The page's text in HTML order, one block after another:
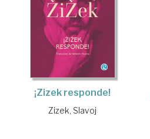
¡Zizek responde!
Zizek, Slavoj